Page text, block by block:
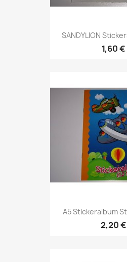
SANDYLION
1,60 €
A5 Stickeralbum
2,20 €